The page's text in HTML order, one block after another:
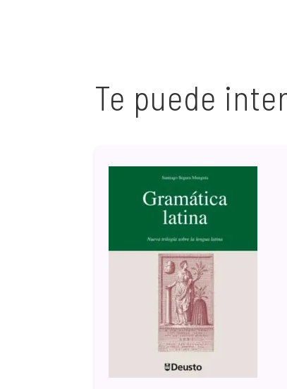
Te puede